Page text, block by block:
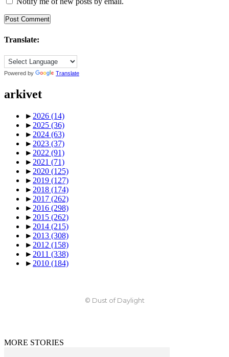
Translate:
Powered by Translate
arkivet
► 2026 (14)
► 2025 (36)
► 2024 (63)
► 2023 (37)
► 2022 (91)
► 2021 (71)
► 2020 (125)
► 2019 (127)
► 2018 (174)
► 2017 (262)
► 2016 (298)
► 2015 (262)
► 2014 (215)
► 2013 (308)
► 2012 (158)
► 2011 (338)
► 2010 (184)
© Dust of Daylight
MORE STORIES